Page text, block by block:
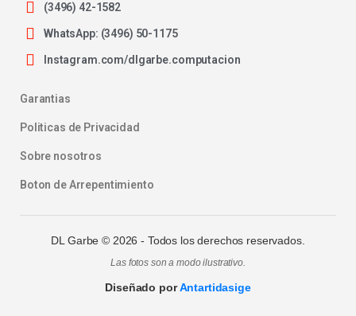
(3496) 42-1582
WhatsApp: (3496) 50-1175
Instagram.com/dlgarbe.computacion
Garantias
Politicas de Privacidad
Sobre nosotros
Boton de Arrepentimiento
DL Garbe © 2026 - Todos los derechos reservados.
Las fotos son a modo ilustrativo.
Diseñado porAntartidasige